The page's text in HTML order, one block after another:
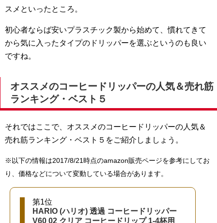
スメといったところ。
初心者ならば安いプラスチック製から始めて、慣れてきて
から気に入ったタイプのドリッパーを選ぶというのも良い
ですね。
オススメのコーヒードリッパーの人気＆売れ筋
ランキング・ベスト５
それではここで、オススメのコーヒードリッパーの人気＆
売れ筋ランキング・ベスト５をご紹介しましょう。
※以下の情報は2017/8/21時点のamazon販売ページを参考にしてお
り、価格などについて変動している場合があります。
第1位
HARIO (ハリオ) 透過 コーヒードリッパー
V60 02 クリア コーヒードリップ 1-4杯用